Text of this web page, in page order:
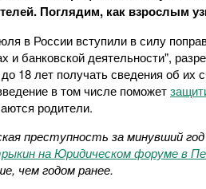
Поглядим, как взрослым
в России вступили в силу
и банковской деятельности",
18 лет получать сведения об их
в том числе поможет
родители.
преступность за минувший
на Юридическом форуме в
чем годом ранее.